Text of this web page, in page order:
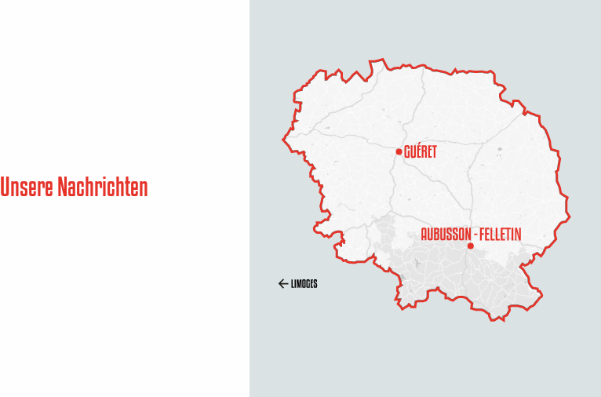
Unsere Nachrichten